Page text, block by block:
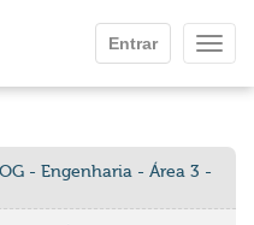
Entrar
- Engenharia - Área 3 -